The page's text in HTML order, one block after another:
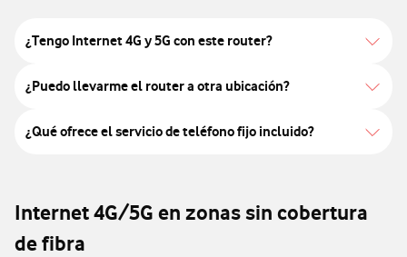
¿Tengo Internet 4G y 5G con este router?
¿Puedo llevarme el router a otra ubicación?
¿Qué ofrece el servicio de teléfono fijo incluido?
Internet 4G/5G en zonas sin cobertura
de fibra